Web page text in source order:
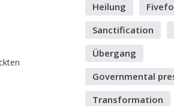
Heilung
Sanctification
Übergang
Governmental
Transformation